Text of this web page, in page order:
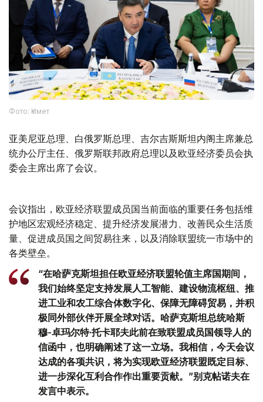
Фото: Үкімет
亚美尼亚总理、白俄罗斯总理、吉尔吉斯斯坦内阁主席兼总
统办公厅主任、俄罗斯联邦政府总理以及欧亚经济委员会执
委会主席出席了会议。
会议指出，欧亚经济联盟成员国当前面临的重要任务包括维
护地区宏观经济稳定、提升经济发展潜力、改善民众生活质
量、促进成员国之间贸易往来，以及消除联盟统一市场中的
各类壁垒。
“在哈萨克斯坦担任欧亚经济联盟轮值主席国期间，
我们始终坚定支持发展人工智能、建设物流枢纽、推
进工业和农工综合体数字化、保障无障碍贸易，并积
极同外部伙伴开展全球对话。哈萨克斯坦总统哈斯
穆-卓玛尔特·托卡耶夫此前在致联盟成员国领导人的
信函中，也明确阐述了这一立场。我相信，今天会议
达成的各项共识，将为实现欧亚经济联盟既定目标、
进一步深化互利合作作出重要贡献。”别克帖诺夫在
发言中表示。